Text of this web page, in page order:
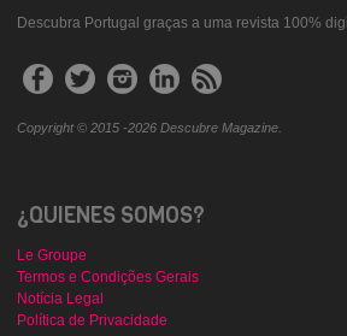
Descubra Portugal graças a uma revista 100%
Copyright © 2015 -2026 Descubre Magazine.
¿QUIENES SOMOS?
Le Groupe
Termos e Condições Gerais
Notícia Legal
Política de Privacidade